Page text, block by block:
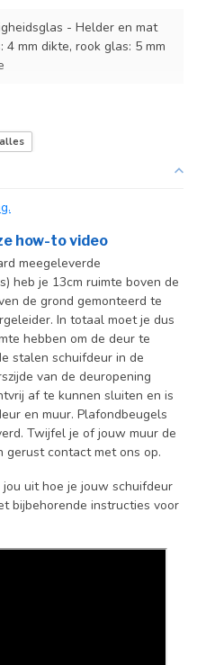
- Helder en mat
4 mm dikte, rook glas: 5 mm
gemaakt
how-to video
meegeleverde
heb je 13cm ruimte boven de
de grond gemonteerd te
In totaal moet je dus
hebben om de deur te
stalen schuifdeur in de
van de deuropening
af te kunnen sluiten en is
en muur. Plafondbeugels
Twijfel je of jouw muur de
gerust contact met ons op.
uit hoe je jouw schuifdeur
bijbehorende instructies voor